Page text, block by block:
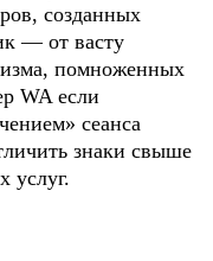
созданных
— от васту
помноженных
WA если
сеанса
знаки свыше
услуг.